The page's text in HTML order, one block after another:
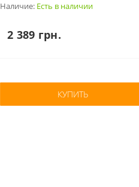
Наличие: Есть в наличии
2 389 грн.
КУПИТЬ